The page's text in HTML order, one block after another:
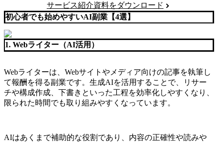
サービス紹介資料をダウンロード
初心者でも始めやすいAI副業【4選】
1. Webライター（AI活用）
Webライターは、Webサイトやメディア向けの記事を執筆し
て報酬を得る副業です。生成AIを活用することで、リサー
チや構成作成、下書きといった工程を効率化しやすくなり、
限られた時間でも取り組みやすくなっています。
AIはあくまで補助的な役割であり、内容の正確性や読みや